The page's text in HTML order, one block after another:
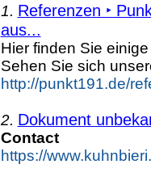
1. Referenzen ‣
aus...
Hier finden Sie
Sehen Sie sich
http://punkt191.de/
2. Dokument
Contact
https://